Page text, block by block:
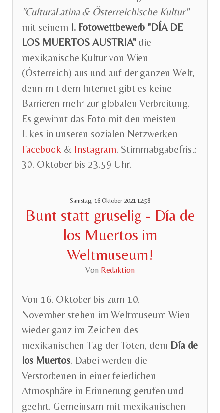
"CulturaLatina & Österreichische Kultur"
mit seinem I. Fotowettbewerb "DÍA DE
LOS MUERTOS AUSTRIA" die
mexikanische Kultur von Wien
(Österreich) aus und auf der ganzen Welt,
denn mit dem Internet gibt es keine
Barrieren mehr zur globalen Verbreitung.
Es gewinnt das Foto mit den meisten
Likes in unseren sozialen Netzwerken
Facebook & Instagram. Stimmabgabefrist:
30. Oktober bis 23.59 Uhr.
Samstag, 16 Oktober 2021 12:58
Bunt statt gruselig - Día de
los Muertos im
Weltmuseum!
Von Redaktion
Von 16. Oktober bis zum 10.
November stehen im Weltmuseum Wien
wieder ganz im Zeichen des
mexikanischen Tag der Toten, dem Día de
los Muertos. Dabei werden die
Verstorbenen in einer feierlichen
Atmosphäre in Erinnerung gerufen und
geehrt. Gemeinsam mit mexikanischen